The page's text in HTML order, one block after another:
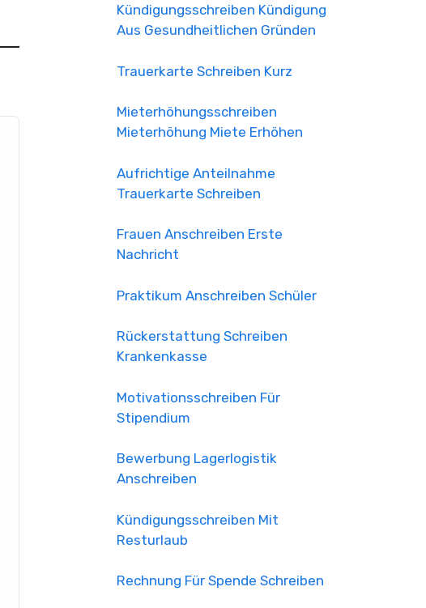
Kündigungsschreiben Kündigung
Aus Gesundheitlichen Gründen
Trauerkarte Schreiben Kurz
Mieterhöhungsschreiben
Mieterhöhung Miete Erhöhen
Aufrichtige Anteilnahme
Trauerkarte Schreiben
Frauen Anschreiben Erste
Nachricht
Praktikum Anschreiben Schüler
Rückerstattung Schreiben
Krankenkasse
Motivationsschreiben Für
Stipendium
Bewerbung Lagerlogistik
Anschreiben
Kündigungsschreiben Mit
Resturlaub
Rechnung Für Spende Schreiben